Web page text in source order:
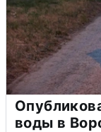
воды в